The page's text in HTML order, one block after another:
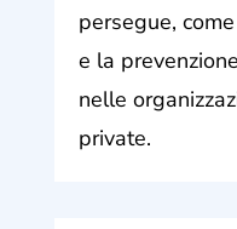
persegue,
e la
nelle
private.